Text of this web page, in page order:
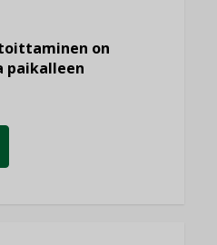
on
paikalleen